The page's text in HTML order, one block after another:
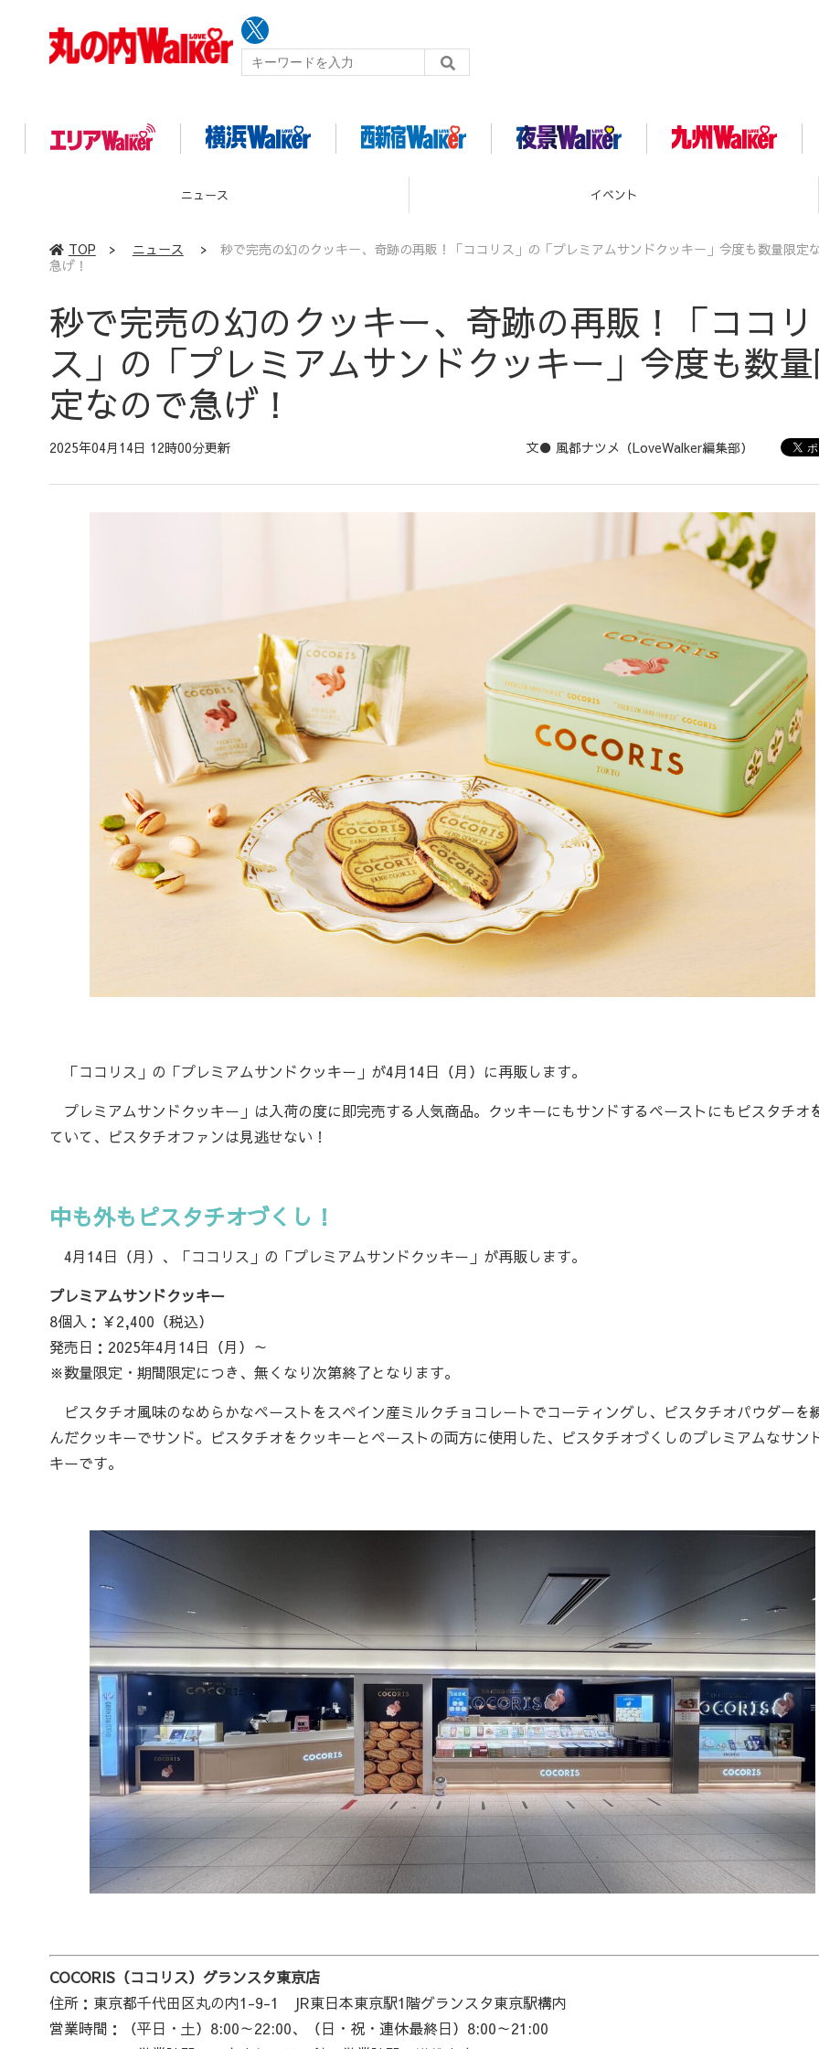
イベント グルメ
TOP > ニュース >
秒で完売の幻のクッキー、奇跡の再販！「ココリス」の「プレミアムサンドクッキー」今度も数量限定
急げ！
秒で完売の幻のクッキー、奇跡の再販！「ココリ
ス」の「プレミアムサンドクッキー」今度も数
定なので急げ！
2025年04月14日 12時00分更新 文● 風都ナツメ（LoveWalker編集部）
「ココリス」の「プレミアムサンドクッキー」が4月14日（月）に再販します。
プレミアムサンドクッキー」は入荷の度に即完売する人気商品。クッキーにもサンドするペーストにもピスタチオ
ていて、ピスタチオファンは見逃せない！
中も外もピスタチオづくし！
4月14日（月）、「ココリス」の「プレミアムサンドクッキー」が再販します。
プレミアムサンドクッキー
8個入：￥2,400（税込）
発売日：2025年4月14日（月）～
※数量限定・期間限定につき、無くなり次第終了となります。
ピスタチオ風味のなめらかなペーストをスペイン産ミルクチョコレートでコーティングし、ピスタチオパウダーを
んだクッキーでサンド。ピスタチオをクッキーとペーストの両方に使用した、ピスタチオづくしのプレミアムなサン
キーです。
COCORIS（ココリス）グランスタ東京店
住所：東京都千代田区丸の内1-9-1 JR東日本東京駅1階グランスタ東京駅構内
営業時間：（平日・土）8:00～22:00、（日・祝・連休最終日）8:00～21:00